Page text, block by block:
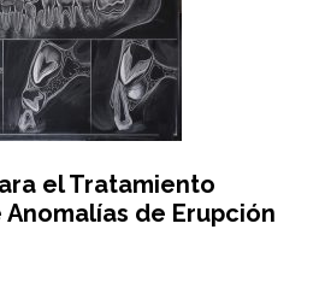
el Tratamiento
de Erupción